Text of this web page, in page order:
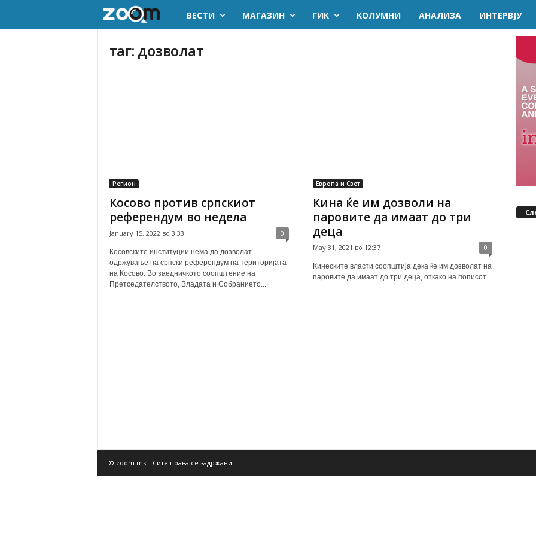
ВЕСТИ МАГАЗИН ГИК KОЛУМНИ AНАЛИЗА ИНТЕРВЈУ
таг: дозволат
Регион
Косово против српскиот
референдум во недела
January 15, 2022 во 3:33 0
Косовските институции нема да дозволат
одржување на српски референдум на територијата
на Косово. Во заедничкото соопштение на
Претседателството, Владата и Собранието...
Европа и Свет
Кина ќе им дозволи на
паровите да имаат до три
деца
May 31, 2021 во 12:37 0
Кинеските власти соопштија дека ќе им дозволат на
паровите да имаат до три деца, откако на пописот...
© zoom.mk - Сите права се задржани